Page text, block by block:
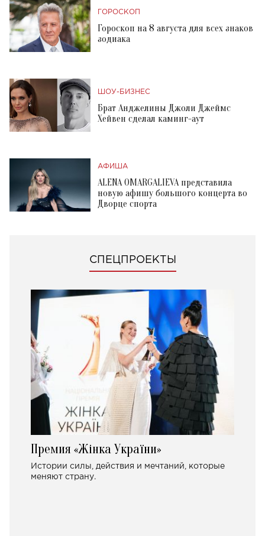
ГОРОСКОП
Гороскоп на 8 августа для всех знаков
зодиака
ШОУ-БИЗНЕС
Брат Анджелины Джоли Джеймс
Хейвен сделал каминг-аут
АФИША
ALENA OMARGALIEVA представила
новую афишу большого концерта во
Дворце спорта
СПЕЦПРОЕКТЫ
Премия «Жінка України»
Истории силы, действия и мечтаний, которые
меняют страну.